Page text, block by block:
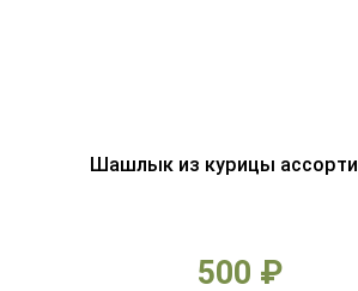
Шашлык из курицы ассорти
500 ₽